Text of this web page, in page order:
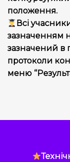
положення.
Всі
зазначенням
зазначений в
протоколи
меню